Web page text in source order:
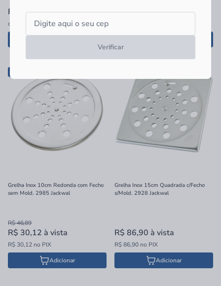
Verificar
R$ 108,90à vista
ou R$ 54,45 sem juros
R$ 48,90à vista
Grelha Inox 10cm Redonda com Fecho
sem Mold. 2985 Jackwal
R$ 46,89
R$ 30,12 à vista
R$ 30,12 no PIX
Adicionar
Grelha Inox 15cm Quadrada c/Fecho
s/Mold. 2928 Jackwal
R$ 86,90 à vista
R$ 86,90 no PIX
Adicionar